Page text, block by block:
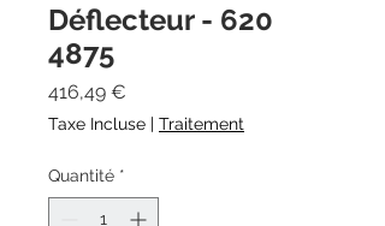
Déflecteur - 620
4875
416,49 €
Taxe Incluse | Traitement
Quantité *